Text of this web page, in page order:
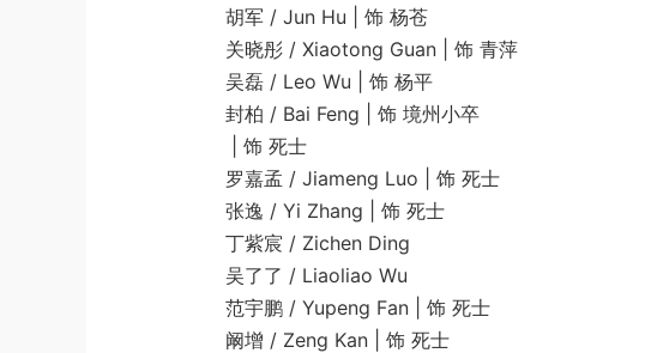
胡军 / Jun Hu | 饰 杨苍
关晓彤 / Xiaotong Guan | 饰 青萍
吴磊 / Leo Wu | 饰 杨平
封柏 / Bai Feng | 饰 境州小卒
| 饰 死士
罗嘉孟 / Jiameng Luo | 饰 死士
张逸 / Yi Zhang | 饰 死士
丁紫宸 / Zichen Ding
吴了了 / Liaoliao Wu
范宇鹏 / Yupeng Fan | 饰 死士
阚增 / Zeng Kan | 饰 死士